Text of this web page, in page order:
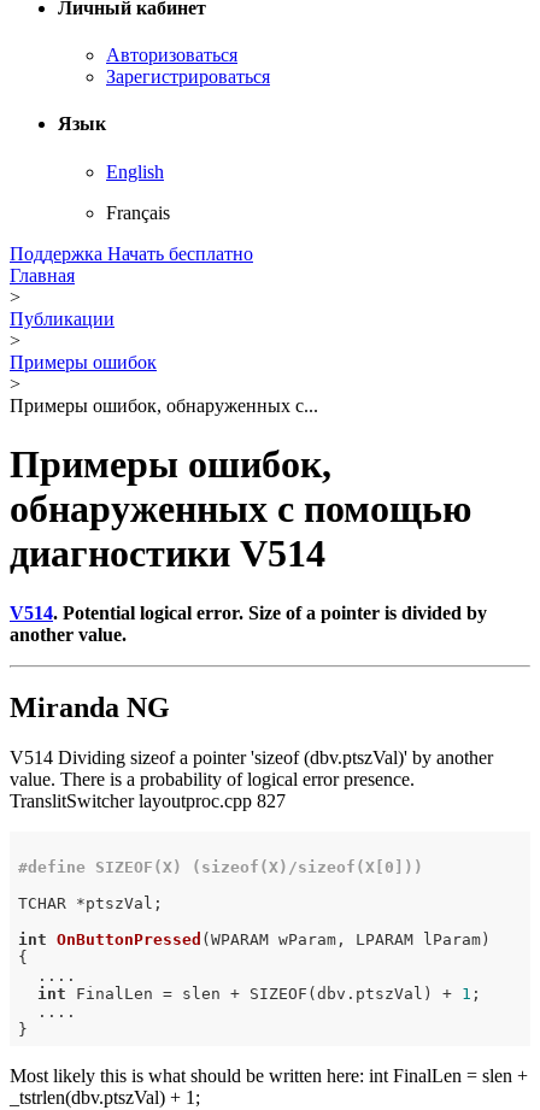
Личный кабинет
Авторизоваться
Зарегистрироваться
Язык
English
Français
Поддержка Начать бесплатно
Главная
>
Публикации
>
Примеры ошибок
>
Примеры ошибок, обнаруженных с...
Примеры ошибок,
обнаруженных с помощью
диагностики V514
V514. Potential logical error. Size of a pointer is divided by
another value.
Miranda NG
V514 Dividing sizeof a pointer 'sizeof (dbv.ptszVal)' by another
value. There is a probability of logical error presence.
TranslitSwitcher layoutproc.cpp 827
#define SIZEOF(X) (sizeof(X)/sizeof(X[0]))
TCHAR *ptszVal;
int OnButtonPressed (WPARAM wParam, LPARAM lParam)
{
  ....
int FinalLen = slen + SIZEOF(dbv.ptszVal) + 1 ;
  ....
Most likely this is what should be written here: int FinalLen = slen +
_tstrlen(dbv.ptszVal) + 1;